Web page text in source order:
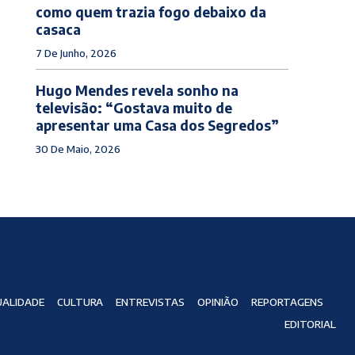
como quem trazia fogo debaixo da
casaca
7 De Junho, 2026
Hugo Mendes revela sonho na
televisão: “Gostava muito de
apresentar uma Casa dos Segredos”
30 De Maio, 2026
CULTURA ENTREVISTAS OPINIÃO
REPORTAGENS
EDITORIAL